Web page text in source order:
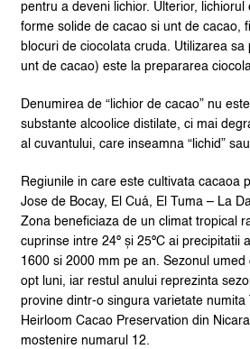
pentru a deveni lichior. Ulterior, lichiorul
forme solide de cacao si unt de cacao,
blocuri de ciocolata cruda. Utilizarea sa
unt de cacao) este la prepararea
Denumirea de “lichior de cacao” nu
substante alcoolice distilate, ci mai
al cuvantului, care inseamna “lichid” sau
Regiunile in care este cultivata cacaoa
Jose de Bocay, El Cuá, El Tuma – La
Zona beneficiaza de un climat tropical
cuprinse intre 24º și 25ºC ai precipitatii
1600 si 2000 mm pe an. Sezonul
opt luni, iar restul anului reprezinta
provine dintr-o singura varietate numita
Heirloom Cacao Preservation din
mostenire numarul 12.